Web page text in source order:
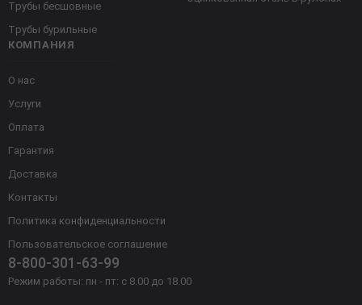
КОМПАНИЯ
О нас
Услуги
Оплата
Гарантия
Доставка
Контакты
Политика конфиденциальности
Пользовательское соглашение
8-800-301-63-99
Режим работы: пн - пт: с 8.00 до 18.00
Трубы бесшовные
Трубы бурильные